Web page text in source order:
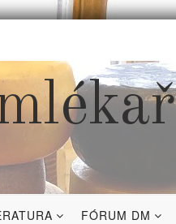
FÓRUM DM